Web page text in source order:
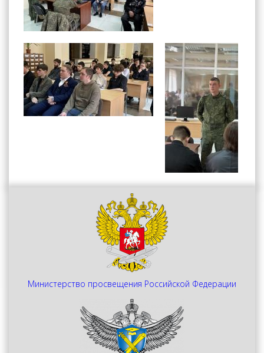
Министерство просвещения Российской Федерации